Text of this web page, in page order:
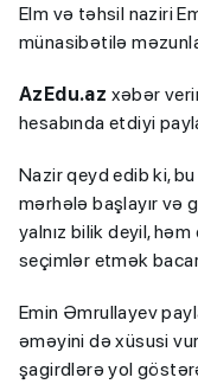
Elm və təhsil naziri
münasibətilə
AzEdu.az xəbər
hesabında etdiyi
Nazir qeyd edib ki,
mərhələ başlayır və
yalnız bilik deyil,
seçimlər etmək
Emin Əmrullayev
əməyini də xüsusi
şagirdlərə yol